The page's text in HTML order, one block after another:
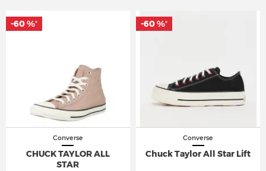
Converse
CHUCK TAYLOR ALL
STAR
-60 %*
Converse
Chuck Taylor All Star Lift
-60 %*